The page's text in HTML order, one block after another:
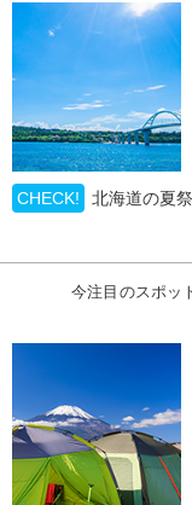
CHECK! 北海道の夏
今注目のスポッ